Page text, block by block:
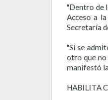
"Dentro de
Acceso a
Secretaría
"Si se
otro que no
manifestó
HABILITA